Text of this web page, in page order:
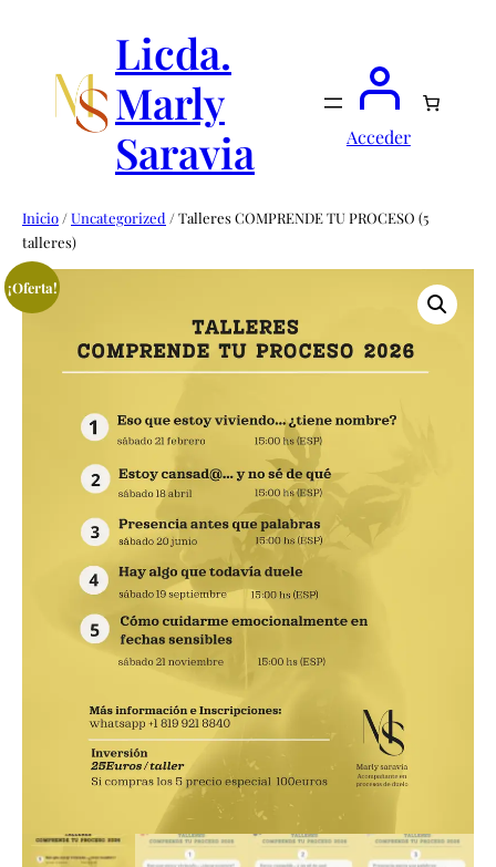
Licda.
Marly
Saravia
Acceder
Inicio /Uncategorized / Talleres COMPRENDE TU PROCESO (5
talleres)
¡Oferta!